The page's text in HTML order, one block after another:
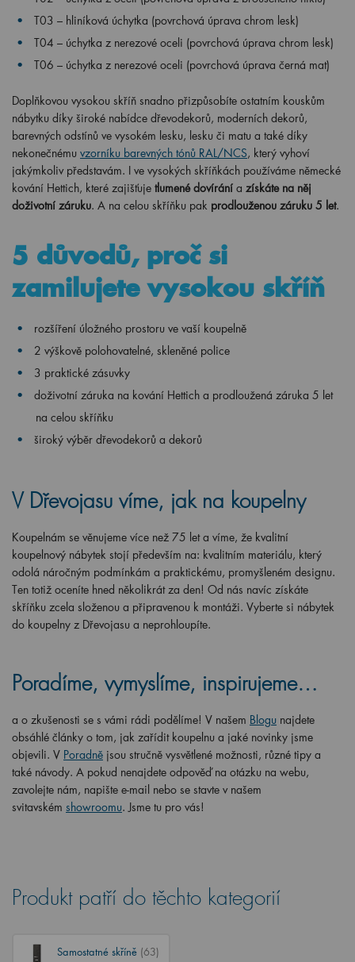
T03 – hliníková úchytka (povrchová úprava chrom lesk)
T04 – úchytka z nerezové oceli (povrchová úprava chrom lesk)
T06 – úchytka z nerezové oceli (povrchová úprava černá mat)
Doplňkovou vysokou skříň snadno přizpůsobíte ostatním kouskům
nábytku díky široké nabídce dřevodekorů, moderních dekorů,
barevných odstínů ve vysokém lesku, lesku či matu a také díky
nekonečnému vzorníku barevných tónů RAL/NCS, který vyhoví
jakýmkoliv představám. I ve vysokých skříňkách používáme německé
kování Hettich, které zajišťuje tlumené dovírání a získáte na něj
doživotní záruku. A na celou skříňku pak prodlouženou záruku 5 let.
5 důvodů, proč si
zamilujete vysokou skříň
rozšíření úložného prostoru ve vaší koupelně
2 výškově polohovatelné, skleněné police
3 praktické zásuvky
doživotní záruka na kování Hettich a prodloužená záruka 5 let
na celou skříňku
široký výběr dřevodekorů a dekorů
V Dřevojasu víme, jak na koupelny
Koupelnám se věnujeme více než 75 let a víme, že kvalitní
koupelnový nábytek stojí především na: kvalitním materiálu, který
odolá náročným podmínkám a praktickému, promyšleném designu.
Ten totiž oceníte hned několikrát za den! Od nás navíc získáte
skříňku zcela složenou a připravenou k montáži. Vyberte si nábytek
do koupelny z Dřevojasu a neprohloupíte.
Poradíme, vymyslíme, inspirujeme…
a o zkušenosti se s vámi rádi podělíme! V našem Blogu najdete
obsáhlé články o tom, jak zařídit koupelnu a jaké novinky jsme
objevili. V Poradně jsou stručně vysvětlené možnosti, různé tipy a
také návody. A pokud nenajdete odpověď na otázku na webu,
zavolejte nám, napište e-mail nebo se stavte v našem
svitavském showroomu. Jsme tu pro vás!
Produkt patří do těchto kategorií
Samostatné skříně (63)